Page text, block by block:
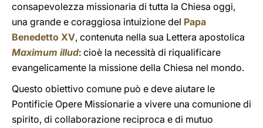
consapevolezza missionaria di tutta la Chiesa oggi,
una grande e coraggiosa intuizione del Papa
Benedetto XV, contenuta nella sua Lettera apostolica
Maximum illud: cioè la necessità di riqualificare
evangelicamente la missione della Chiesa nel mondo.
Questo obiettivo comune può e deve aiutare le
Pontificie Opere Missionarie a vivere una comunione di
spirito, di collaborazione reciproca e di mutuo